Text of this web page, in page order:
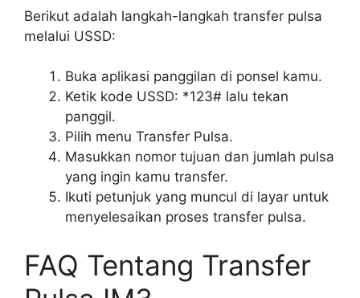
Berikut adalah langkah-langkah transfer pulsa
melalui USSD:
Buka aplikasi panggilan di ponsel kamu.
Ketik kode USSD: *123# lalu tekan
panggil.
Pilih menu Transfer Pulsa.
Masukkan nomor tujuan dan jumlah pulsa
yang ingin kamu transfer.
Ikuti petunjuk yang muncul di layar untuk
menyelesaikan proses transfer pulsa.
FAQ Tentang Transfer